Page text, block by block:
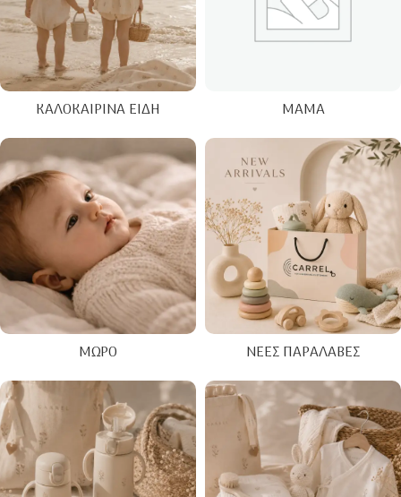
ΚΑΛΟΚΑΙΡΙΝΑ ΕΊΔΗ ΜΑΜΆ
ΜΩΡΌ ΝΈΕΣ ΠΑΡΑΛΑΒΈΣ